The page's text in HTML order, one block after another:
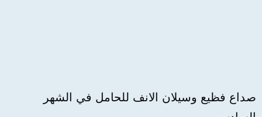
صداع فظيع وسيلان الانف للحامل في الشهر